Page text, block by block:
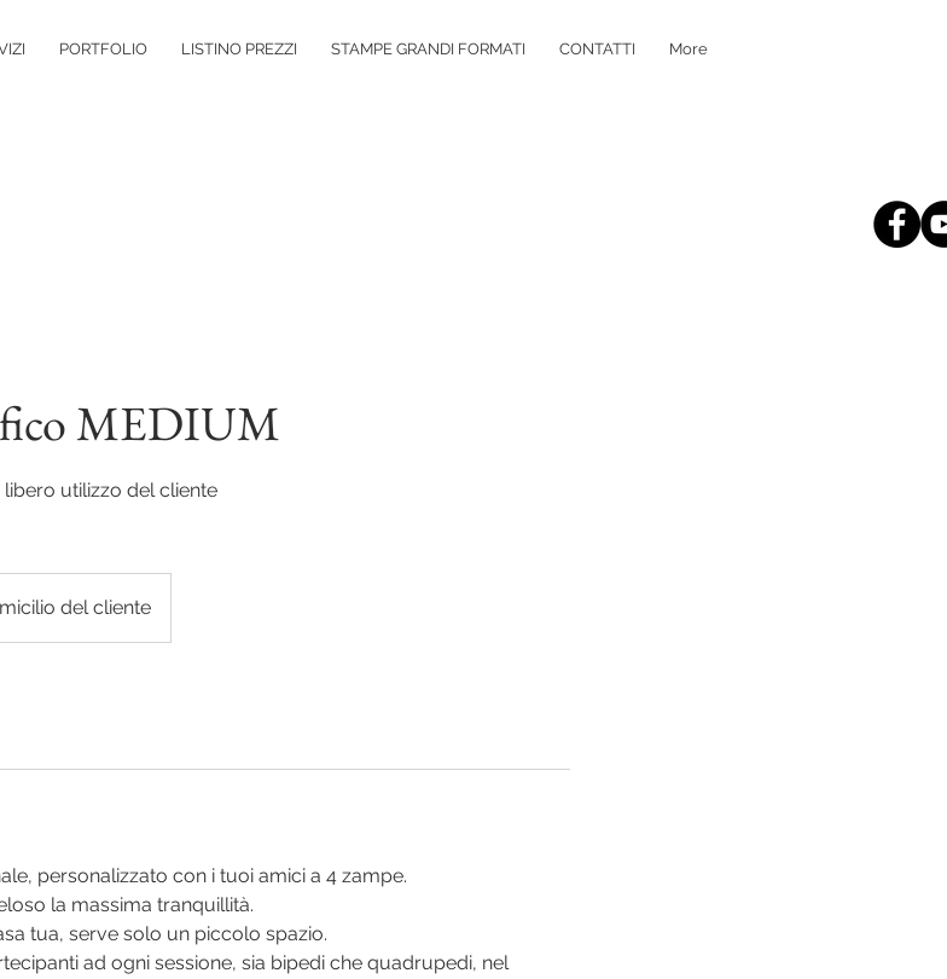
PORTFOLIO LISTINO PREZZI STAMPE GRANDI FORMATI CONTATTI More
MEDIUM
utilizzo del cliente
del cliente
personalizzato con i tuoi amici a 4 zampe.
la massima tranquillità.
tua, serve solo un piccolo spazio.
ad ogni sessione, sia bipedi che quadrupedi, nel